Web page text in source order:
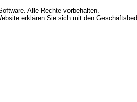
Alle Rechte vorbehalten.
erklären Sie sich mit den